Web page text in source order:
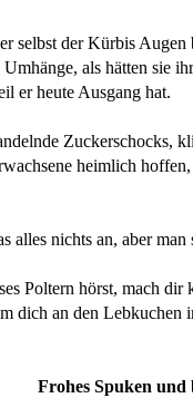
selbst der Kürbis
als hätten sie
er heute Ausgang hat.
Zuckerschocks,
heimlich
alles nichts an, aber
Poltern hörst, mach
dich an den Lebkuchen
Frohes Spuken